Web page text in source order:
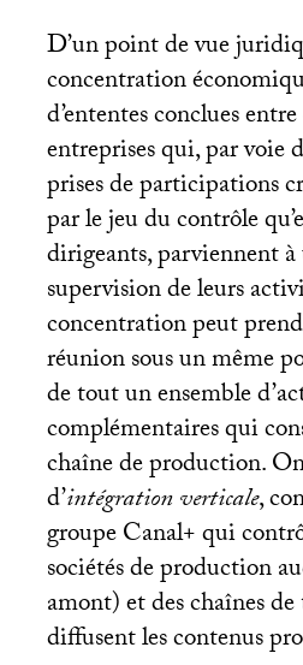
D’un point de vue
concentration
d’ententes conclues
entreprises qui, par voie
prises de participations
par le jeu du contrôle
dirigeants, parviennent
supervision de leurs
concentration peut
réunion sous un même
de tout un ensemble
complémentaires qui
chaîne de production.
d’intégration verticale,
groupe Canal+ qui
sociétés de production
amont) et des chaînes
diffusent les contenus